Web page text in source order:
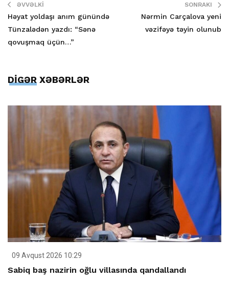
ƏVVƏLKI
Həyat yoldaşı anım günündə
Tünzalədən yazdı: “Sənə
qovuşmaq üçün…”
SONRAKI
Nərmin Carçalova yeni
vəzifəyə təyin olunub
DİGƏR XƏBƏRLƏR
09 Avqust 2026 10:29
Sabiq baş nazirin oğlu villasında qandallandı